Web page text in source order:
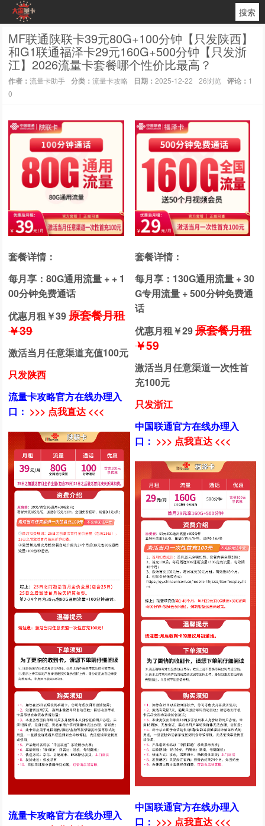
搜索
MF联通陕联卡39元80G+100分钟【只发陕西】
和G1联通福泽卡29元160G+500分钟【只发浙
江】2026流量卡套餐哪个性价比最高？
作者：流量卡助手 分类：流量卡攻略 日期：2025-12-22 26浏览 评论： 1
0
套餐详情：
每月享：80G通用流量 + + 1
00分钟免费通话
优惠月租￥39原套餐月租
￥39
激活当月任意渠道充值100元
只发陕西
流量卡攻略官方在线办理入
口： >>> 点我直达 <<<
流量卡攻略官方在线办理入
套餐详情：
每月享：130G通用流量 + 30
G专用流量 + 500分钟免费通
话
优惠月租￥29原套餐月租
￥59
激活当月任意渠道一次性首
充100元
只发浙江
中国联通官方在线办理入
口： >>> 点我直达 <<<
中国联通官方在线办理入
口： >>> 点我直达 <<<